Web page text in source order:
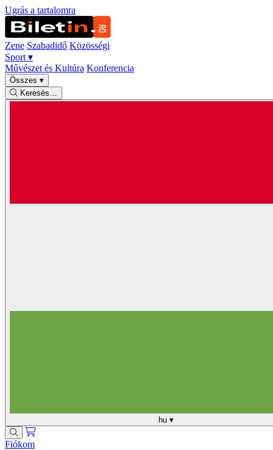
Ugrás a tartalomra
Zene Szabadidő Közösségi
Sport ▾
Művészet és Kultúra Konferencia
Összes ▾
Keresés…
hu ▾
Fiókom